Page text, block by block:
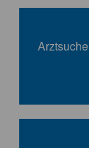
Arztsuche